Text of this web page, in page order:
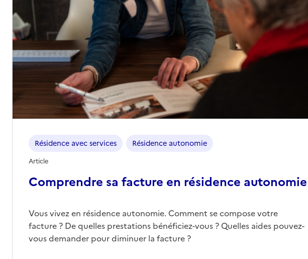
Comprendre sa facture en résidence autonomie
Résidence avec services Résidence autonomie
Article
Vous vivez en résidence autonomie. Comment se compose votre
facture ? De quelles prestations bénéficiez-vous ? Quelles aides pouvez-
vous demander pour diminuer la facture ?